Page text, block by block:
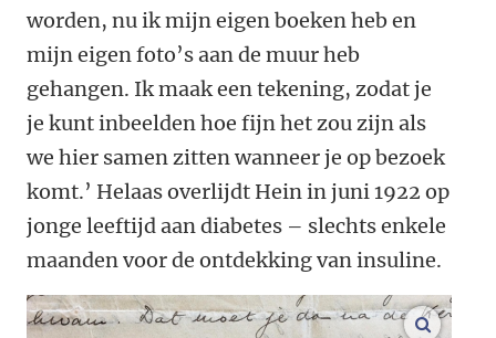
worden, nu ik mijn eigen boeken heb en
mijn eigen foto’s aan de muur heb
gehangen. Ik maak een tekening, zodat je
je kunt inbeelden hoe fijn het zou zijn als
we hier samen zitten wanneer je op bezoek
komt.’ Helaas overlijdt Hein in juni 1922 op
jonge leeftijd aan diabetes – slechts enkele
maanden voor de ontdekking van insuline.